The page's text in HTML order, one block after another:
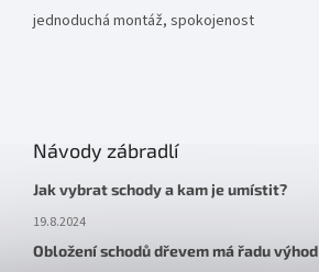
jednoduchá montáž, spokojenost
Návody zábradlí
Jak vybrat schody a kam je umístit?
19.8.2024
Obložení schodů dřevem má řadu výhod